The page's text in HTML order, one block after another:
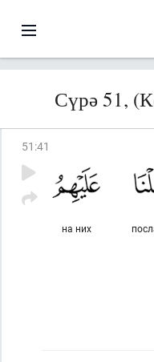
Сүрә 51,
51 :41
на них